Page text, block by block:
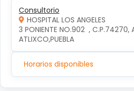
Consultorio
HOSPITAL LOS ANGELES
3 PONIENTE NO.902  , C.P.74270,
ATLIXCO,PUEBLA
Horarios disponibles